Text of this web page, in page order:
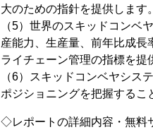
大のための指針を提供します。
（5）世界のスキッドコンベ
産能力、生産量、前年比成
ライチェーン管理の指標を提
（6）スキッドコンベヤシス
ポジショニングを把握するこ
◇レポートの詳細内容・無料